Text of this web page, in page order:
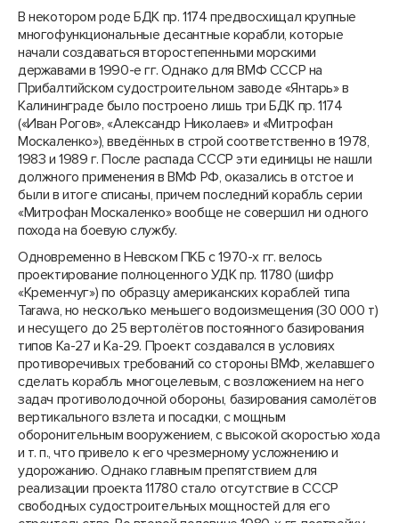
В некотором роде БДК пр. 1174 предвосхищал крупные
многофункциональные десантные корабли, которые
начали создаваться второстепенными морскими
державами в 1990-е гг. Однако для ВМФ СССР на
Прибалтийском судостроительном заводе «Янтарь» в
Калининграде было построено лишь три БДК пр. 1174
(«Иван Рогов», «Александр Николаев» и «Митрофан
Москаленко»), введённых в строй соответственно в 1978,
1983 и 1989 г. После распада СССР эти единицы не нашли
должного применения в ВМФ РФ, оказались в отстое и
были в итоге списаны, причем последний корабль серии
«Митрофан Москаленко» вообще не совершил ни одного
похода на боевую службу.
Одновременно в Невском ПКБ с 1970-х гг. велось
проектирование полноценного УДК пр. 11780 (шифр
«Кременчуг») по образцу американских кораблей типа
Tarawa, но несколько меньшего водоизмещения (30 000 т)
и несущего до 25 вертолётов постоянного базирования
типов Ка-27 и Ка-29. Проект создавался в условиях
противоречивых требований со стороны ВМФ, желавшего
сделать корабль многоцелевым, с возложением на него
задач противолодочной обороны, базирования самолётов
вертикального взлета и посадки, с мощным
оборонительным вооружением, с высокой скоростью хода
и т. п., что привело к его чрезмерному усложнению и
удорожанию. Однако главным препятствием для
реализации проекта 11780 стало отсутствие в СССР
свободных судостроительных мощностей для его